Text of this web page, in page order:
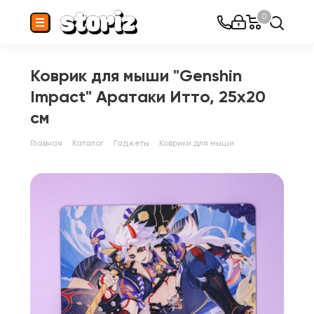
0
Коврик для мыши "Genshin
Impact" Аратаки Итто, 25x20
см
Главная Каталог Гаджеты Коврики для мыши